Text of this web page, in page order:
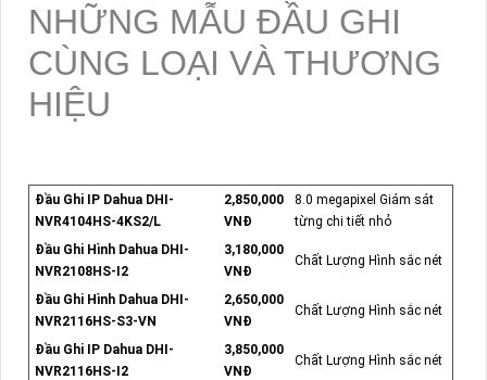
NHỮNG MẪU ĐẦU GHI
CÙNG LOẠI VÀ THƯƠNG
HIỆU
Đầu Ghi IP Dahua DHI-
NVR4104HS-4KS2/L
2,850,000
VNĐ
8.0 megapixel Giám sát
từng chi tiết nhỏ
Đầu Ghi Hình Dahua DHI-
NVR2108HS-I2
3,180,000
VNĐ
Chất Lượng Hình sắc nét
Đầu Ghi Hình Dahua DHI-
NVR2116HS-S3-VN
2,650,000
VNĐ
Chất Lượng Hình sắc nét
Đầu Ghi IP Dahua DHI-
NVR2116HS-I2
3,850,000
VNĐ
Chất Lượng Hình sắc nét